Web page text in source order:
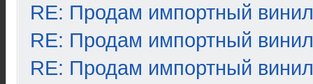
RE: Продам импортный винил
RE: Продам импортный винил
RE: Продам импортный винил